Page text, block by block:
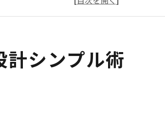
現場で役立つ設備設計の時短テクニック
設備設計の効率化に欠かせない視点
現場で学ぶ設備設計の時短テクニック
シンプル術